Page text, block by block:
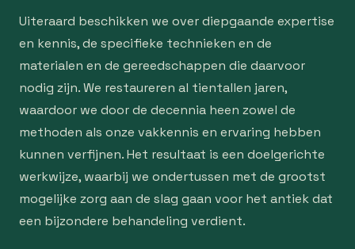
Uiteraard beschikken we over diepgaande expertise
en kennis, de specifieke technieken en de
materialen en de gereedschappen die daarvoor
nodig zijn. We restaureren al tientallen jaren,
waardoor we door de decennia heen zowel de
methoden als onze vakkennis en ervaring hebben
kunnen verfijnen. Het resultaat is een doelgerichte
werkwijze, waarbij we ondertussen met de grootst
mogelijke zorg aan de slag gaan voor het antiek dat
een bijzondere behandeling verdient.